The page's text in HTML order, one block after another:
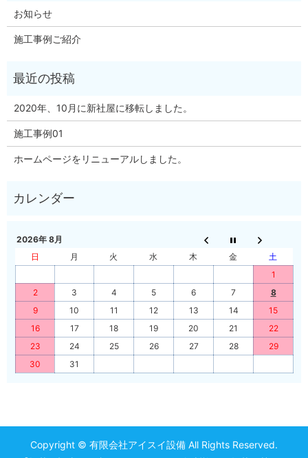
お知らせ
施工事例ご紹介
2020年、10月に新社屋に移転しました。
施工事例01
ホームページをリニューアルしました。
2026年 8月
日
月 火 水 木 金
土
1
2
3 4 5 6 7
8
9
10 11 12 13 14
15
16
17 18 19 20 21
22
23
24 25 26 27 28
29
30
31
Copyright © 有限会社アイスイ設備 All Rights Reserved.